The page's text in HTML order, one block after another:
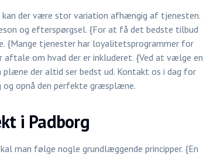
der være stor variation afhængig af tjenesten.
og efterspørgsel. {For at få det bedste tilbud
{Mange tjenester har loyalitetsprogrammer for
om hvad der er inkluderet. {Ved at vælge en
der altid ser bedst ud. Kontakt os i dag for
opnå den perfekte græsplæne.
i Padborg
man følge nogle grundlæggende principper. {En